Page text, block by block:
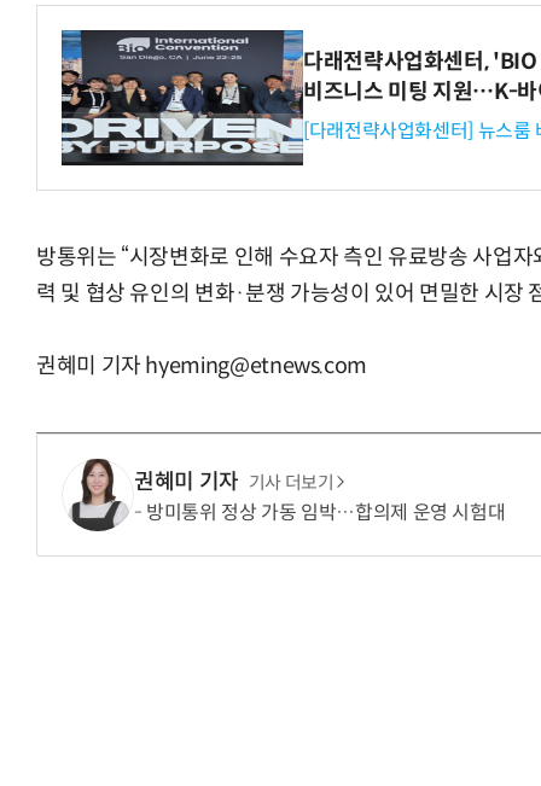
다래전략사업화센터,
비즈니스 미팅 지원…K-바
[다래전략사업화센터] 뉴스룸
방통위는 “시장변화로 인해 수요자 측인 유료방송 사업
력 및 협상 유인의 변화·분쟁 가능성이 있어 면밀한 시장
권혜미 기자 hyeming@etnews.com
권혜미 기자 기사 더보기
방미통위 정상 가동 임박…합의제 운영 시험대